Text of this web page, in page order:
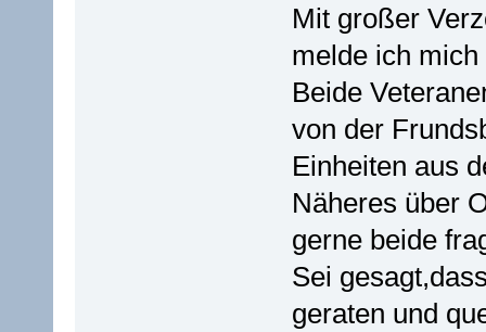
Mit großer
melde ich mich
Beide
von der
Einheiten aus
Näheres über
gerne beide
Sei
geraten und